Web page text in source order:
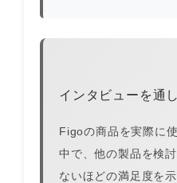
インタビューを通
Figoの商品を実際に
中で、他の製品を検
ないほどの満足度を